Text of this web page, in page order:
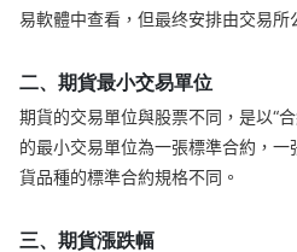
華盛APls
低時延極速交易系統
概述
AM 資產管理服務
ECM 股權資本市場服務
FICC 固定收益、外匯和大宗商
WM 財富管理服務
易軟體中查看，但最终安排由交易所
二、期貨最小交易單位
期貨的交易單位與股票不同，是以“
的最小交易單位為一張標準合約，
貨品種的標準合約規格不同。
三、期貨漲跌幅